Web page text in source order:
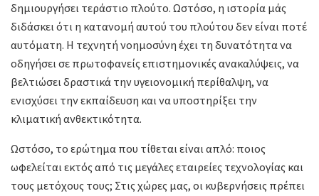
δημιουργήσει τεράστιο πλούτο. Ωστόσο, η ιστορία μάς
διδάσκει ότι η κατανομή αυτού του πλούτου δεν είναι ποτέ
αυτόματη. Η τεχνητή νοημοσύνη έχει τη δυνατότητα να
οδηγήσει σε πρωτοφανείς επιστημονικές ανακαλύψεις, να
βελτιώσει δραστικά την υγειονομική περίθαλψη, να
ενισχύσει την εκπαίδευση και να υποστηρίξει την
κλιματική ανθεκτικότητα.
Ωστόσο, το ερώτημα που τίθεται είναι απλό: ποιος
ωφελείται εκτός από τις μεγάλες εταιρείες τεχνολογίας και
τους μετόχους τους; Στις χώρες μας, οι κυβερνήσεις πρέπει